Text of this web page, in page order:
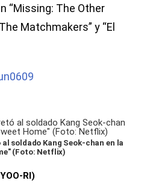
“Missing: The Other
Matchmakers” y “El
soldado Kang Seok-chan en la
(Foto: Netflix)
RI)